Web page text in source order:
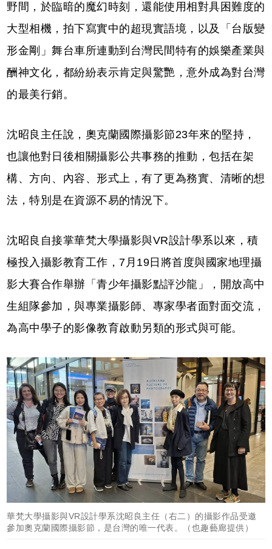
野間，於臨暗的魔幻時刻，還能使用相對具困難度的
大型相機，拍下寫實中的超現實語境，以及「台版變
形金剛」舞台車所連動到台灣民間特有的娛樂產業與
酬神文化，都紛紛表示肯定與驚艷，意外成為對台灣
的最美行銷。
沈昭良主任說，奧克蘭國際攝影節23年來的堅持，
也讓他對日後相關攝影公共事務的推動，包括在架
構、方向、內容、形式上，有了更為務實、清晰的想
法，特別是在資源不易的情況下。
沈昭良自接掌華梵大學攝影與VR設計學系以來，積
極投入攝影教育工作，7月19日將首度與國家地理攝
影大賽合作舉辦「青少年攝影點評沙龍」，開放高中
生組隊參加，與專業攝影師、專家學者面對面交流，
為高中學子的影像教育啟動另類的形式與可能。
華梵大學攝影與VR設計學系沈昭良主任（右二）的攝影作品受邀
參加奧克蘭國際攝影節，是台灣的唯一代表。（也趣藝廊提供）